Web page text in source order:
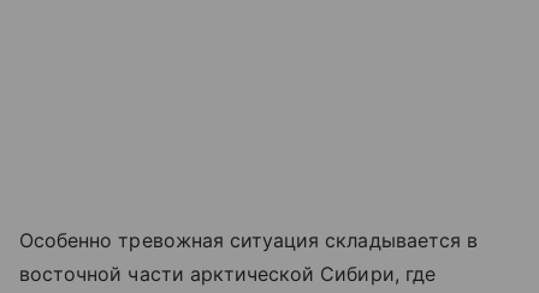
Особенно тревожная ситуация складывается в
восточной части арктической Сибири, где